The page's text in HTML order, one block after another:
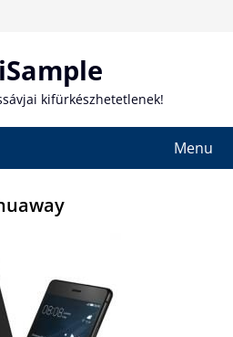
kifürkészhetetlenek!
Menu